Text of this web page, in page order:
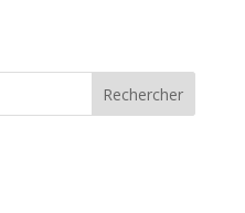
Rechercher